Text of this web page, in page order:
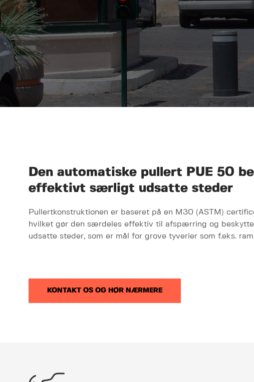
Den automatiske pullert PUE 50
effektivt særligt udsatte steder
Pullertkonstruktionen er baseret på en M30 (ASTM)
hvilket gør den særdeles effektiv til afspærring og
udsatte steder, som er mål for grove tyverier som f.eks.
KONTAKT OS OG HØR NÆRMERE